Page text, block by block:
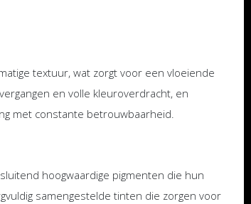
textuur, wat zorgt voor een vloeiende
en volle kleuroverdracht, en
met constante betrouwbaarheid.
hoogwaardige pigmenten die hun
samengestelde tinten die zorgen voor